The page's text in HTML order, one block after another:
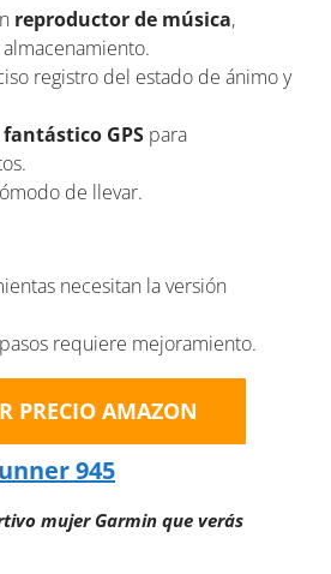
reproductor de música,
registro del estado de ánimo y
fantástico GPS para
de llevar.
necesitan la versión
requiere mejoramiento.
PRECIO AMAZON
945
mujer Garmin que verás